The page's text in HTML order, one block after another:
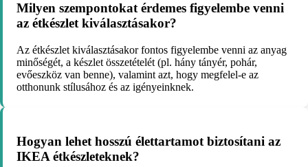
Milyen szempontokat érdemes figyelembe venni
az étkészlet kiválasztásakor?
Az étkészlet kiválasztásakor fontos figyelembe venni az anyag
minőségét, a készlet összetételét (pl. hány tányér, pohár,
evőeszköz van benne), valamint azt, hogy megfelel-e az
otthonunk stílusához és az igényeinknek.
Hogyan lehet hosszú élettartamot biztosítani az
IKEA étkészleteknek?